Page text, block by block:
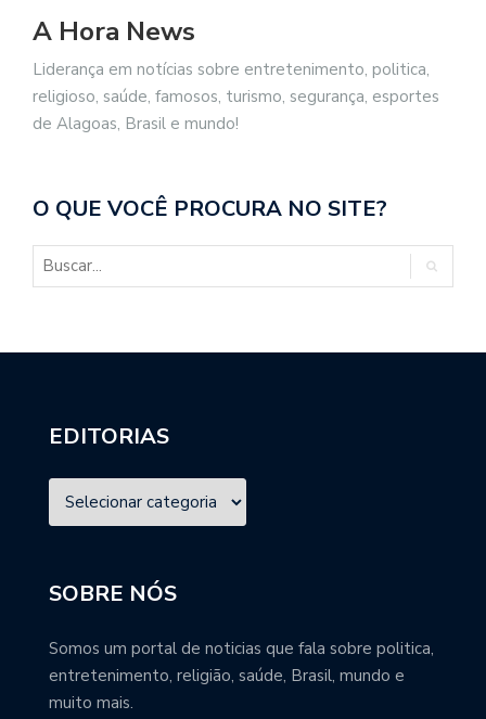
A Hora News
Liderança em notícias sobre entretenimento, politica,
religioso, saúde, famosos, turismo, segurança, esportes
de Alagoas, Brasil e mundo!
O QUE VOCÊ PROCURA NO SITE?
EDITORIAS
SOBRE NÓS
Somos um portal de noticias que fala sobre politica,
entretenimento, religião, saúde, Brasil, mundo e
muito mais.